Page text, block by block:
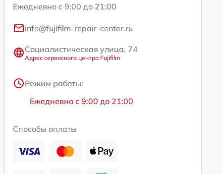
Ежедневно с 9:00 до 21:00
info@fujifilm-repair-center.ru
Социалистическая улица, 74
Адрес сервисного центра Fujifilm
Режим работы:
Ежедневно с 9:00 до 21:00
Способы оплаты